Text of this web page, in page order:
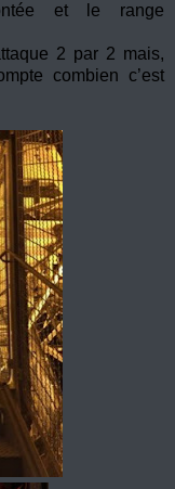
et le range
2 par 2 mais,
combien c’est